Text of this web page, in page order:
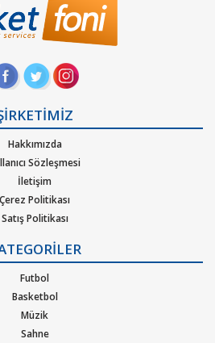
Cup Maçlarınafutbol takımının
satın al. Takımların birbiri
izlemek için bileti al. Maçına gitmek
bilet fiyatlarını incelemek için etkinlik
EFL Cup maç bileti nasıl
Bilet seçiminizi yapınız. (Katılmak
ait siteye optimize edilmiş
sayesinde bilet seçiminizi yapınız.)
adımına geçiniz. Artık biletiniz
Hakkımızda
Sözleşmesi
İletişim
Çerez Politikası
Satış Politikası
Ağırlama
Nasıl Çalışır
Tipi ve Teslimat
Üyelik Doğrulama
Sorulan Sorular
Futbol
Basketbol
Müzik
Sahne